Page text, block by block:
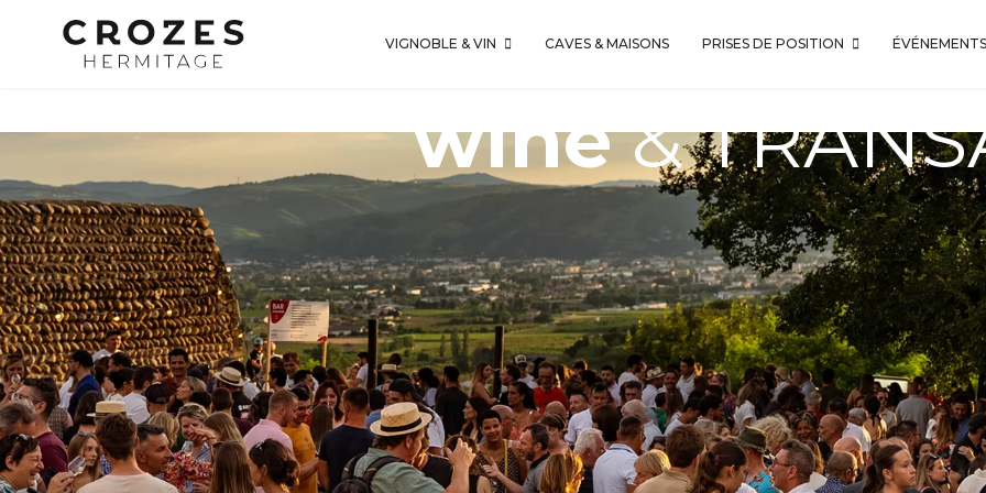
VIGNOBLE & VIN CAVES & MAISONS PRISES DE POSITION ÉVÉNEMENTS
wine&